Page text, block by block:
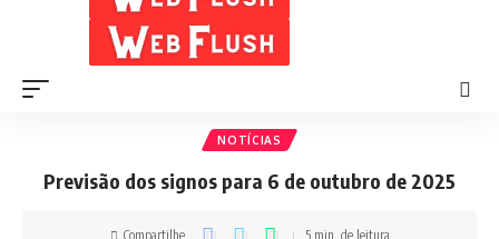
NOTÍCIAS
Previsão dos signos para 6 de outubro de 2025
Compartilhe 5 min. de leitura